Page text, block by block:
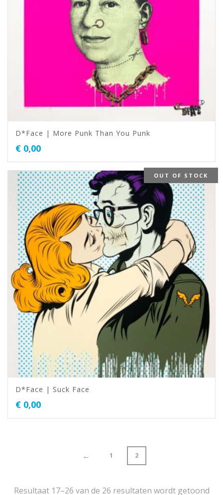
D*Face | More Punk Than You Punk
€ 0,00
OUT OF STOCK
D*Face | Suck Face
€ 0,00
← 1 2
Resultaat 17–26 van de 26 resultaten wordt getoond